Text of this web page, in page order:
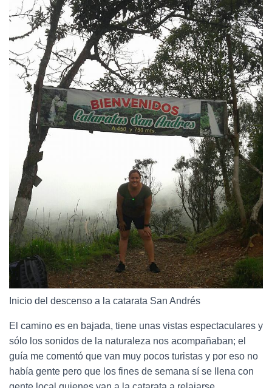
Inicio del descenso a la catarata San Andrés
El camino es en bajada, tiene unas vistas espectaculares y
sólo los sonidos de la naturaleza nos acompañaban; el
guía me comentó que van muy pocos turistas y por eso no
había gente pero que los fines de semana sí se llena con